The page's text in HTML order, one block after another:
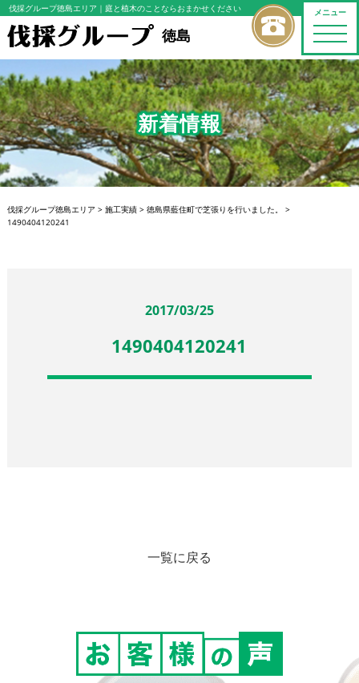
メニュー
toggle
伐採グループ徳島エリア ｜庭と植木のことならおまかせください
徳島
新着情報
伐採グループ徳島エリア > 施工実績> 徳島県藍住町で芝張りを行いました。
>
1490404120241
2017/03/25
1490404120241
一覧に戻る